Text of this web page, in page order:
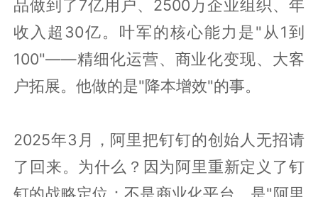
品做到了7亿用户、2500万企业组织、年
收入超30亿。叶军的核心能力是"从1到
100"——精细化运营、商业化变现、大客
户拓展。他做的是"降本增效"的事。
2025年3月，阿里把钉钉的创始人无招请
了回来。为什么？因为阿里重新定义了钉